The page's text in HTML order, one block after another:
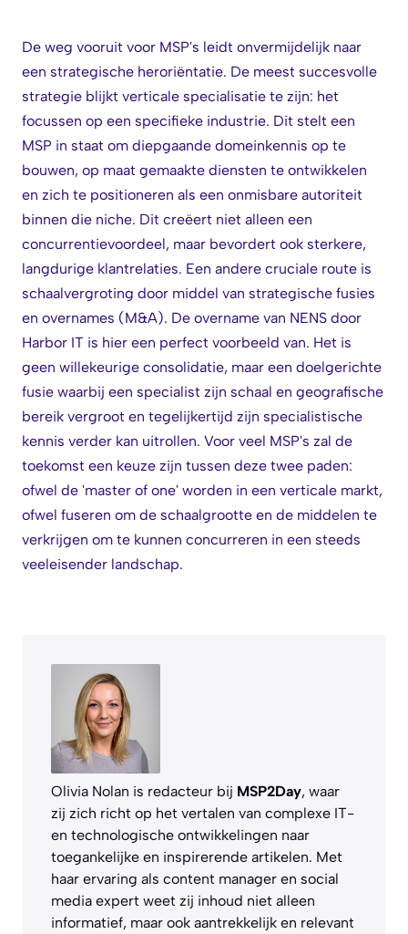
De weg vooruit voor MSP's leidt onvermijdelijk naar
een strategische heroriëntatie. De meest succesvolle
strategie blijkt verticale specialisatie te zijn: het
focussen op een specifieke industrie. Dit stelt een
MSP in staat om diepgaande domeinkennis op te
bouwen, op maat gemaakte diensten te ontwikkelen
en zich te positioneren als een onmisbare autoriteit
binnen die niche. Dit creëert niet alleen een
concurrentievoordeel, maar bevordert ook sterkere,
langdurige klantrelaties. Een andere cruciale route is
schaalvergroting door middel van strategische fusies
en overnames (M&A). De overname van NENS door
Harbor IT is hier een perfect voorbeeld van. Het is
geen willekeurige consolidatie, maar een doelgerichte
fusie waarbij een specialist zijn schaal en geografische
bereik vergroot en tegelijkertijd zijn specialistische
kennis verder kan uitrollen. Voor veel MSP's zal de
toekomst een keuze zijn tussen deze twee paden:
ofwel de 'master of one' worden in een verticale markt,
ofwel fuseren om de schaalgrootte en de middelen te
verkrijgen om te kunnen concurreren in een steeds
veeleisender landschap.
Olivia Nolan is redacteur bij MSP2Day, waar
zij zich richt op het vertalen van complexe IT-
en technologische ontwikkelingen naar
toegankelijke en inspirerende artikelen. Met
haar ervaring als content manager en social
media expert weet zij inhoud niet alleen
informatief, maar ook aantrekkelijk en relevant